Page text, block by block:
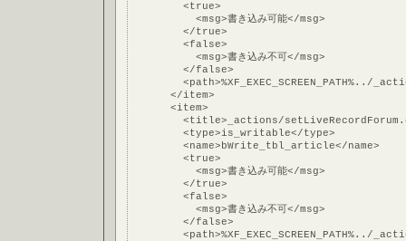
        <true>
          <msg>書き込み可能</msg>
        </true>
        <false>
          <msg>書き込み不可</msg>
        </false>
<path>%XF_EXEC_SCREEN_PATH%../
      </item>
      <item>
<title>_actions/
        <type>is_writable</type>
        <name>bWrite_tbl_article</name>
        <true>
          <msg>書き込み可能</msg>
        </true>
        <false>
          <msg>書き込み不可</msg>
        </false>
<path>%XF_EXEC_SCREEN_PATH%../